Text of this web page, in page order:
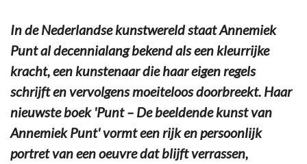
In de Nederlandse kunstwereld staat Annemiek
Punt al decennialang bekend als een kleurrijke
kracht, een kunstenaar die haar eigen regels
schrijft en vervolgens moeiteloos doorbreekt. Haar
nieuwste boek 'Punt – De beeldende kunst van
Annemiek Punt' vormt een rijk en persoonlijk
portret van een oeuvre dat blijft verrassen,